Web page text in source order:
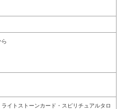
ら
イトストーンカード・スピリチュアルタロ